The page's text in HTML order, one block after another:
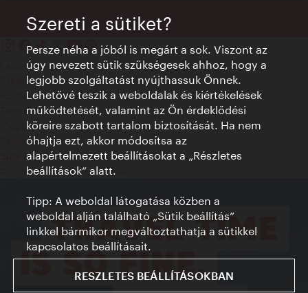
Kapcsolat
Credits
Adatvédelmi nyilatkozat
Terms of Use
Megközelíthetőség
Sajtókapcsolat
Sütik beállítása
© Copyright WienTourismus
Szereti a sütiket?
Persze néha a jóból is megárt a sok. Viszont az
úgy nevezett sütik szükségesek ahhoz, hogy a
legjobb szolgáltatást nyújthassuk Önnek.
Lehetővé teszik a weboldalak és kiértékelések
működtetését, valamint az Ön érdeklődési
köreire szabott tartalom biztosítását. Ha nem
óhajtja ezt, akkor módosítsa az
alapértelmezett beállításokat a „Részletes
beállítások“ alatt.
Tipp: A weboldal látogatása közben a
weboldal alján található „Sütik beállítás”
linkkel bármikor megváltoztathatja a sütikkel
kapcsolatos beállításait.
RESZLETES BEÁLLÍTÁSOKBAN